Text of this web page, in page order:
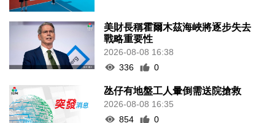
美財長稱霍爾木茲海峽將逐步失去
戰略重要性
2026-08-08 16:38
336
0
氹仔有地盤工人暈倒需送院搶救
2026-08-08 16:35
854
0